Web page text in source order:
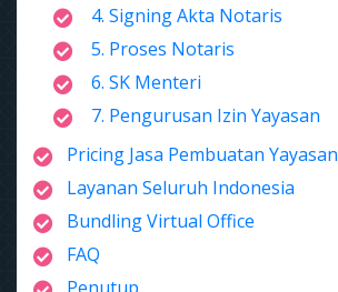
4. Signing Akta Notaris
5. Proses Notaris
6. SK Menteri
7. Pengurusan Izin Yayasan
Pricing Jasa Pembuatan Yayasan
Layanan Seluruh Indonesia
Bundling Virtual Office
FAQ